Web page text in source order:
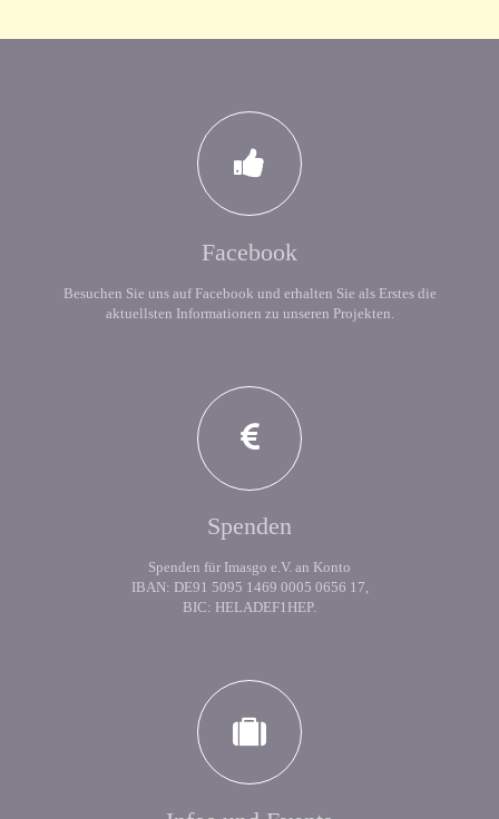
Facebook
Besuchen Sie uns auf Facebook und erhalten Sie als Erstes die
aktuellsten Informationen zu unseren Projekten.
Spenden
Spenden für Imasgo e.V. an Konto
IBAN: DE91 5095 1469 0005 0656 17,
BIC: HELADEF1HEP.